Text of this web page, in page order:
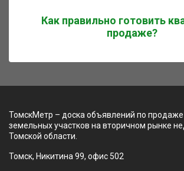
Как правильно готовить
продаже?
ТомскМетр – доска объявлений по продаже
земельных участков на вторичном рынке
Томской области.
Томск, Никитина 99, офис 502